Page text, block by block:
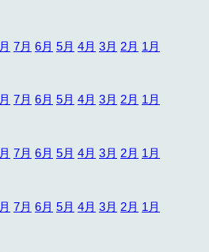
7月 6月 5月 4月 3月 2月 1月
7月 6月 5月 4月 3月 2月 1月
7月 6月 5月 4月 3月 2月 1月
7月 6月 5月 4月 3月 2月 1月